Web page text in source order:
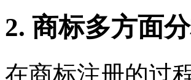
2. 商标多方面
在商标注册的过